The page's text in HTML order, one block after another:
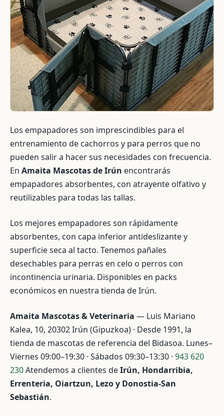
Los empapadores son imprescindibles para el
entrenamiento de cachorros y para perros que no
pueden salir a hacer sus necesidades con frecuencia.
En Amaita Mascotas de Irún encontrarás
empapadores absorbentes, con atrayente olfativo y
reutilizables para todas las tallas.
Los mejores empapadores son rápidamente
absorbentes, con capa inferior antideslizante y
superficie seca al tacto. Tenemos pañales
desechables para perras en celo o perros con
incontinencia urinaria. Disponibles en packs
económicos en nuestra tienda de Irún.
Amaita Mascotas & Veterinaria — Luis Mariano
Kalea, 10, 20302 Irún (Gipuzkoa) · Desde 1991, la
tienda de mascotas de referencia del Bidasoa. Lunes–
Viernes 09:00–19:30 · Sábados 09:30–13:30 · 943 620
230Atendemos a clientes deIrún, Hondarribia,
Errenteria, Oiartzun, Lezo y Donostia-San
Sebastián.